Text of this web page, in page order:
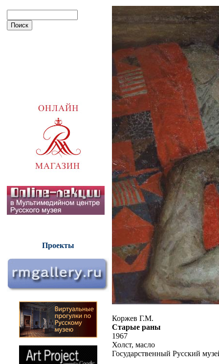
Проекты
Коржев Г.М.
Старые раны
1967
Холст, масло
Государственный Русский